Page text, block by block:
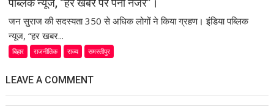
जन सुराज की सदस्यता 350 से अधिक लोगों ने किया ग्रहण। इंडिया पब्लिक
न्यूज, “हर खबर...
बिहार राजनीतिक राज्य समस्तीपुर
LEAVE A COMMENT